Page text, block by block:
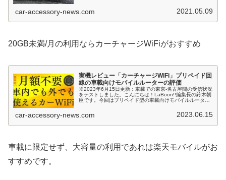
car-accessory-news.com 2021.05.09
20GB未満/月の利用ならカーチャージWiFiがおすすめ
実機レビュー「カーチャージWiFi」プリペイド回
線の車載向けモバイルルーターの評価
※2023年6月15日更新：車載での東京-名古屋間の受信状況
をテストしました。こんにちは！LaBoon!!編集長の鈴木朝
臣です。今回はプリペイド型の車載向けモバイルルータ
car-accessory-news.com 2023.06.15
車載に限定せず、大容量の利用であれは楽天モバイルがお
すすめです。